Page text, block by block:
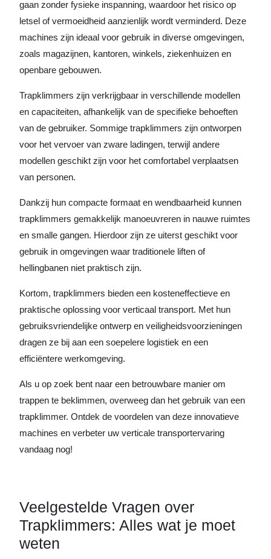
gaan zonder fysieke inspanning, waardoor het risico op
letsel of vermoeidheid aanzienlijk wordt verminderd. Deze
machines zijn ideaal voor gebruik in diverse omgevingen,
zoals magazijnen, kantoren, winkels, ziekenhuizen en
openbare gebouwen.
Trapklimmers zijn verkrijgbaar in verschillende modellen
en capaciteiten, afhankelijk van de specifieke behoeften
van de gebruiker. Sommige trapklimmers zijn ontworpen
voor het vervoer van zware ladingen, terwijl andere
modellen geschikt zijn voor het comfortabel verplaatsen
van personen.
Dankzij hun compacte formaat en wendbaarheid kunnen
trapklimmers gemakkelijk manoeuvreren in nauwe ruimtes
en smalle gangen. Hierdoor zijn ze uiterst geschikt voor
gebruik in omgevingen waar traditionele liften of
hellingbanen niet praktisch zijn.
Kortom, trapklimmers bieden een kosteneffectieve en
praktische oplossing voor verticaal transport. Met hun
gebruiksvriendelijke ontwerp en veiligheidsvoorzieningen
dragen ze bij aan een soepelere logistiek en een
efficiëntere werkomgeving.
Als u op zoek bent naar een betrouwbare manier om
trappen te beklimmen, overweeg dan het gebruik van een
trapklimmer. Ontdek de voordelen van deze innovatieve
machines en verbeter uw verticale transportervaring
vandaag nog!
Veelgestelde Vragen over
Trapklimmers: Alles wat je moet
weten